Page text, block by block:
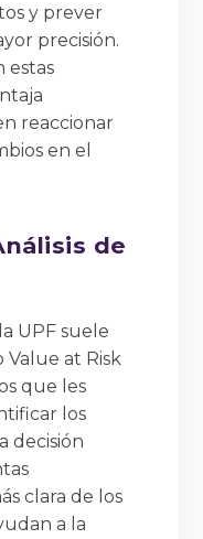
y prever
precisión.
estas
reaccionar
en el
de
UPF suele
at Risk
que les
los
decisión
clara de los
a la